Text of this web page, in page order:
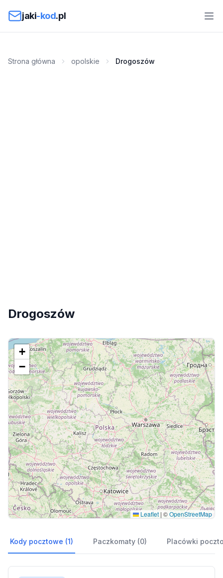
jaki-kod.pl
Strona główna opolskie Drogoszów
Drogoszów
+
−
Leaflet | ©OpenStreetMap
Kody pocztowe (1) Paczkomaty (0) Placówki